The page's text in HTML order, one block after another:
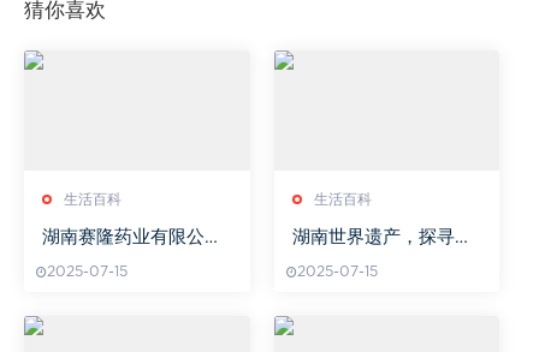
猜你喜欢
生活百科
湖南赛隆药业有限公司,
实力解析
2025-07-15
生活百科
湖南世界遗产，探寻自
指南
2025-07-15